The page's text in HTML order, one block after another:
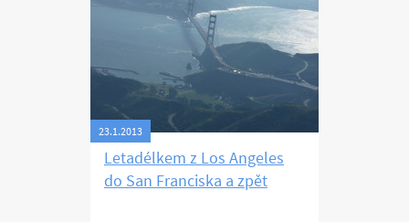
23.1.2013
Letadélkem z Los Angeles
do San Franciska a zpět